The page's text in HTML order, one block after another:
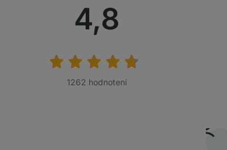
Priemerné
hodnotenie:
4,8
1262 hodnotení